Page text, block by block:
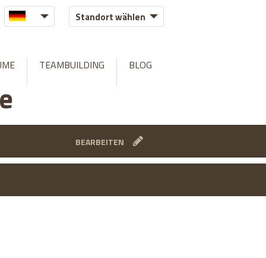
Standort wählen
TEAMBUILDING BLOG
BEARBEITEN